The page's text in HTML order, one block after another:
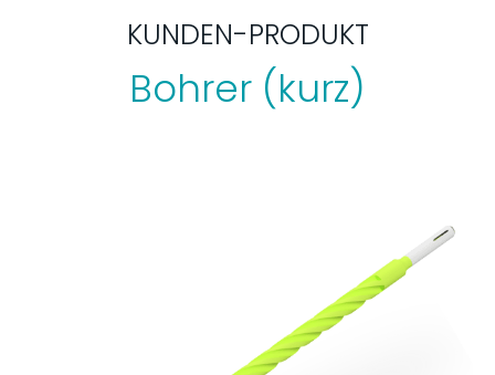
KUNDEN-PRODUKT
Bohrer (kurz)